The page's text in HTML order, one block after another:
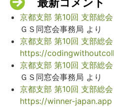
最新コメント
京都支部 第10回 支部総
ＧＳ同窓会事務局 より
京都支部 第10回 支部総
https://
京都支部 第10回 支部総
ＧＳ同窓会事務局 より
京都支部 第10回 支部総
https://winner-japan.app